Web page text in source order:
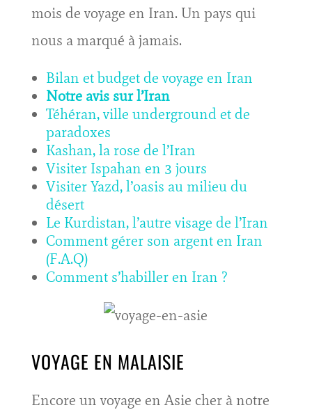
mois de voyage en Iran. Un pays qui
nous a marqué à jamais.
Bilan et budget de voyage en Iran
Notre avis sur l’Iran
Téhéran, ville underground et de
paradoxes
Kashan, la rose de l’Iran
Visiter Ispahan en 3 jours
Visiter Yazd, l’oasis au milieu du
désert
Le Kurdistan, l’autre visage de l’Iran
Comment gérer son argent en Iran
(F.A.Q)
Comment s’habiller en Iran ?
VOYAGE EN MALAISIE
Encore un voyage en Asie cher à notre